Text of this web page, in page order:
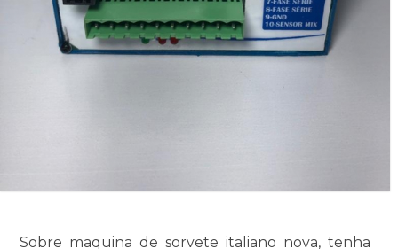
Sobre maquina de sorvete italiano nova, tenha